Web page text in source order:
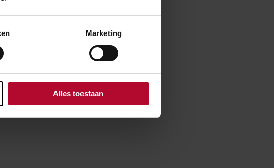
Marketing
Alles toestaan
in het continu
heldere besluitvorming
Dienstregeling